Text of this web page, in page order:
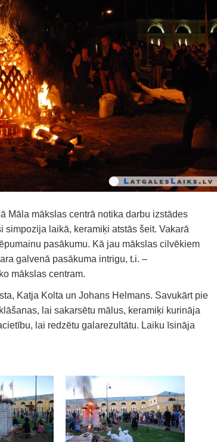
Māla mākslas centrā notika darbu izstādes
simpozija laikā, keramiķi atstās šeit. Vakarā
pasākumu. Kā jau mākslas cilvēkiem
galvenā pasākuma intrigu, t.i. –
mākslas centram.
Katja Kolta un Johans Helmans. Savukārt pie
lai sakarsētu mālus, keramiķi kurināja
lai redzētu galarezultātu. Laiku īsināja